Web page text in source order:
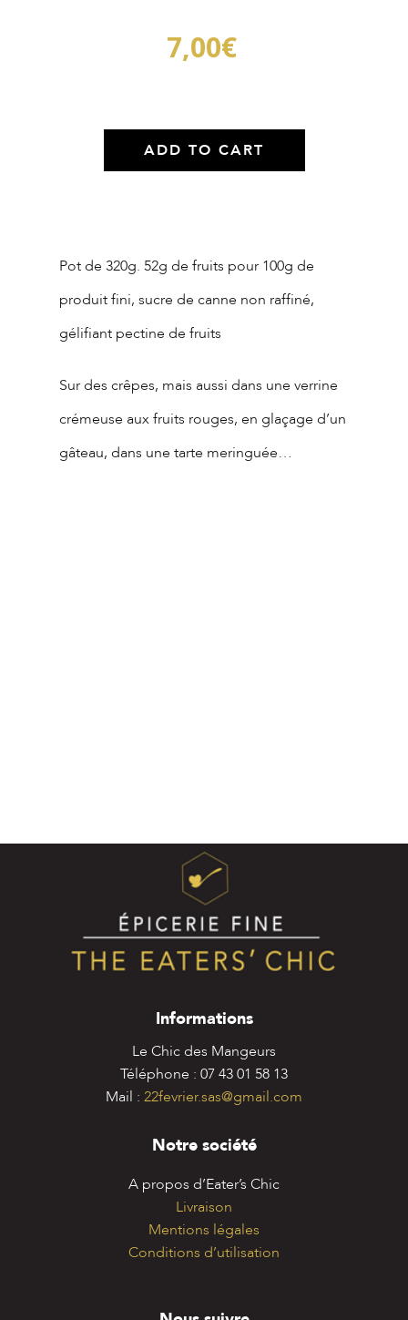
7,00€
ADD TO CART
Pot de 320g. 52g de fruits pour 100g de
produit fini, sucre de canne non raffiné,
gélifiant pectine de fruits
Sur des crêpes, mais aussi dans une verrine
crémeuse aux fruits rouges, en glaçage d’un
gâteau, dans une tarte meringuée…
Informations
Le Chic des Mangeurs
Téléphone : 07 43 01 58 13
Mail : 22fevrier.sas@gmail.com
Notre société
A propos d’Eater’s Chic
Livraison
Mentions légales
Conditions d’utilisation